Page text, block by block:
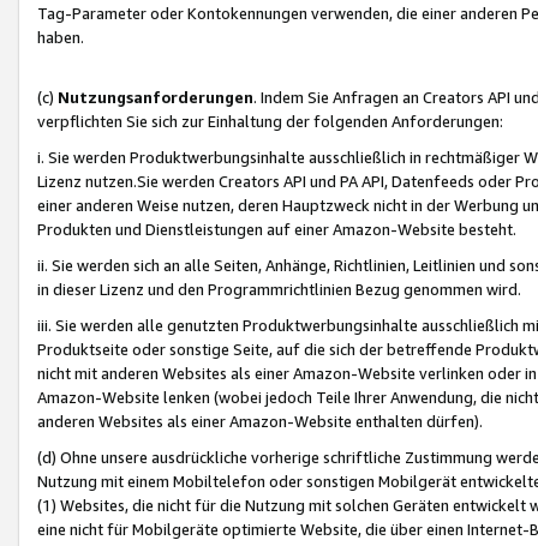
Tag-Parameter oder Kontokennungen verwenden, die einer anderen
haben.
(c) Nutzungsanforderungen. Indem Sie Anfragen an Creators API
verpflichten Sie sich zur Einhaltung der folgenden Anforderungen:
i. Sie werden Produktwerbungsinhalte ausschließlich in rechtmäßiger
Lizenz nutzen.Sie werden Creators API und PA API, Datenfeeds oder
einer anderen Weise nutzen, deren Hauptzweck nicht in der Werbung
Produkten und Dienstleistungen auf einer Amazon-Website besteht.
ii. Sie werden sich an alle Seiten, Anhänge, Richtlinien, Leitlinien und
in dieser Lizenz und den Programmrichtlinien Bezug genommen wird.
iii. Sie werden alle genutzten Produktwerbungsinhalte ausschließlich
Produktseite oder sonstige Seite, auf die sich der betreffende
nicht mit anderen Websites als einer Amazon-Website verlinken oder
Amazon-Website lenken (wobei jedoch Teile Ihrer Anwendung, die
anderen Websites als einer Amazon-Website enthalten dürfen).
(d) Ohne unsere ausdrückliche vorherige schriftliche Zustimmung
Nutzung mit einem Mobiltelefon oder sonstigen Mobilgerät
(1) Websites, die nicht für die Nutzung mit solchen Geräten
eine nicht für Mobilgeräte optimierte Website, die über einen